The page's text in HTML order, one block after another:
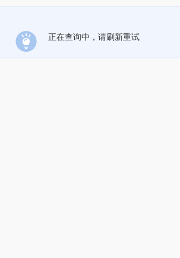
正在查询中，请刷新重试